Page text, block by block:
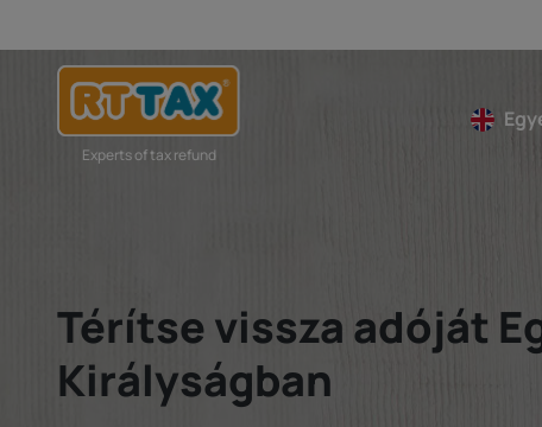
Experts of tax refund
Térítse vissza adóját
Királyságban